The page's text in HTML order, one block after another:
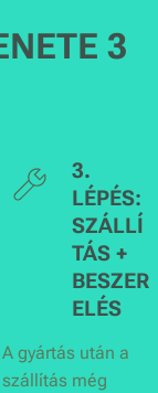
3
3.
LÉPÉS:
SZÁLLÍ
TÁS +
BESZER
ELÉS
A gyártás után a
szállítás még